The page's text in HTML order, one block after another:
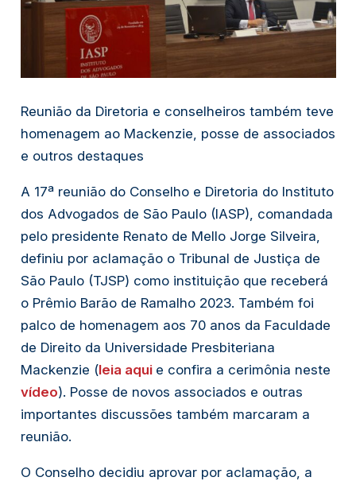
Reunião da Diretoria e conselheiros também teve
homenagem ao Mackenzie, posse de associados
e outros destaques
A 17ª reunião do Conselho e Diretoria do Instituto
dos Advogados de São Paulo (IASP), comandada
pelo presidente Renato de Mello Jorge Silveira,
definiu por aclamação o Tribunal de Justiça de
São Paulo (TJSP) como instituição que receberá
o Prêmio Barão de Ramalho 2023. Também foi
palco de homenagem aos 70 anos da Faculdade
de Direito da Universidade Presbiteriana
Mackenzie (leia aqui e confira a cerimônia neste
vídeo). Posse de novos associados e outras
importantes discussões também marcaram a
reunião.
O Conselho decidiu aprovar por aclamação, a